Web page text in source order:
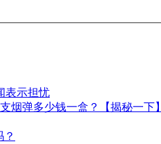
表示担忧
烟弹多少钱一盒？【揭秘一下】